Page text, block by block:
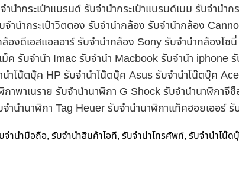
นำกระเป๋าแบรนด์ รับจำนำกระเป๋าแบรนด์เนม รับจำนำก
ำนำกระเป๋าวิตตอง รับจำนำกล้อง รับจำนำกล้อง
งดีเอสแอลอาร์ รับจำนำกล้อง Sony รับจำนำกล้องโซ
ค รับจำนำ Imac รับจำนำ Macbook รับจำนำ iphone
ำโน๊ตบุ๊ค HP รับจำนำโน๊ตบุ๊ค Asus รับจำนำโน๊ตบุ๊ค
าพาเนราย รับจำนำนาฬิกา G Shock รับจำนำนาฬิกาจี
ำนำนาฬิกา Tag Heuer รับจำนำนาฬิกาแท็คฮอยเออร์
จำนำมือถือ, รับจำนำสินค้าไอที, รับจำนำโทรศัพท์, รับจำนำโน๊ด